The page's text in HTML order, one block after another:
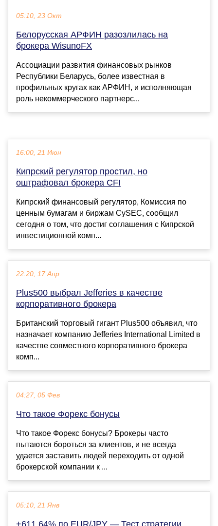
05:10, 23 Окт
Белорусская АРФИН разозлилась на
брокера WisunoFX
Ассоциации развития финансовых рынков
Республики Беларусь, более известная в
профильных кругах как АРФИН, и исполняющая
роль некоммерческого партнерс...
16:00, 21 Июн
Кипрский регулятор простил, но
оштрафовал брокера CFI
Кипрский финансовый регулятор, Комиссия по
ценным бумагам и биржам CySEС, сообщил
сегодня о том, что достиг соглашения с Кипрской
инвестиционной комп...
22:20, 17 Апр
Plus500 выбрал Jefferies в качестве
корпоративного брокера
Британский торговый гигант Plus500 объявил, что
назначает компанию Jefferies International Limited в
качестве совместного корпоративного брокера
комп...
04:27, 05 Фев
Что такое Форекс бонусы
Что такое Форекс бонусы? Брокеры часто
пытаются бороться за клиентов, и не всегда
удается заставить людей переходить от одной
брокерской компании к ...
05:10, 21 Янв